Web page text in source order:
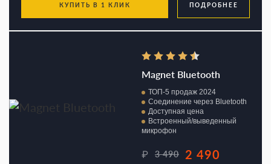
КУПИТЬ В 1 КЛИК ПОДРОБНЕЕ
Magnet Bluetooth
ТОП-5 продаж 2024
Соединение через Bluetooth
Доступная цена
Встроенный/выведенный
микрофон
₽ 3 490 2 490